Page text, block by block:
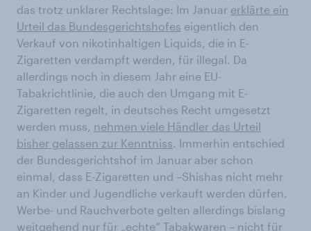
das trotz unklarer Rechtslage: Im Januar erklärte ein
Urteil das Bundesgerichtshofes eigentlich den
Verkauf von nikotinhaltigen Liquids, die in E-
Zigaretten verdampft werden, für illegal. Da
allerdings noch in diesem Jahr eine EU-
Tabakrichtlinie, die auch den Umgang mit E-
Zigaretten regelt, in deutsches Recht umgesetzt
werden muss, nehmen viele Händler das Urteil
bisher gelassen zur Kenntniss. Immerhin entschied
der Bundesgerichtshof im Januar aber schon
einmal, dass E-Zigaretten und –Shishas nicht mehr
an Kinder und Jugendliche verkauft werden dürfen.
Werbe- und Rauchverbote gelten allerdings bislang
weitgehend nur für „echte“ Tabakwaren – nicht für